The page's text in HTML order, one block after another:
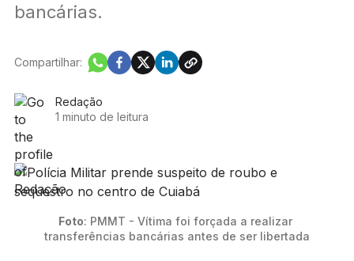
bancárias.
Redação
1 minuto de leitura
Compartilhar:
Foto: PMMT - Vítima foi forçada a realizar
transferências bancárias antes de ser libertada